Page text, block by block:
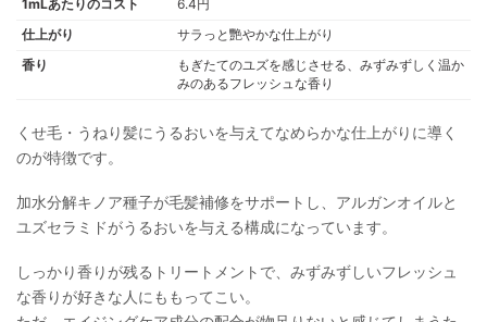
ステロール、ダイマージリノール酸ダイマージリノレイルビス(ベヘニル/イ
ソステアリル/フィトステリル)、トリポリヒドロキシステアリン酸ジペンタ
エリスリチル、BG、ヒドロキシエチルセルロース、キサンタンガム、レシ
チン、水添レシチン、ジココジモニウムクロリド、セトリモニウムクロリ
フェロール、エチドロン酸、エチドロン酸4Na、フェノキシエタノール、
安息香酸Na、香料、カラメル、黄4
1mLあたりのコスト
6.4円
仕上がり
サラっと艷やかな仕上がり
香り
もぎたてのユズを感じさせる、みずみずしく温か
みのあるフレッシュな香り
くせ毛・うねり髪にうるおいを与えてなめらかな仕上がりに導く
のが特徴です。
加水分解キノア種子が毛髪補修をサポートし、アルガンオイルと
ユズセラミドがうるおいを与える構成になっています。
しっかり香りが残るトリートメントで、みずみずしいフレッシュ
な香りが好きな人にももってこい。